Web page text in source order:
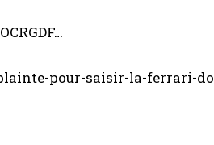
pour-saisir-la-ferrari-